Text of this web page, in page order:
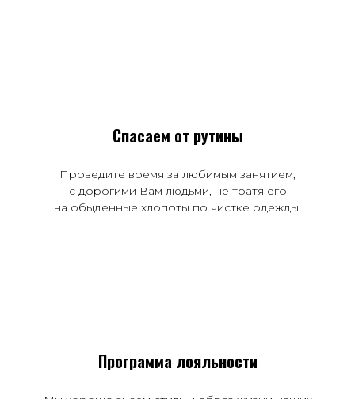
Спасаем от рутины
Проведите время за любимым занятием,
с дорогими Вам людьми, не тратя его
на обыденные хлопоты по чистке одежды.
Программа лояльности